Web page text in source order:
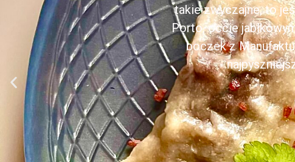
takie zwyczajne, to
Porto, occie
boczek z